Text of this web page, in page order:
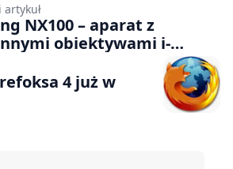
artykuł
NX100 – aparat z
obiektywami i-
4 już w